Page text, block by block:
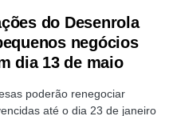
do Desenrola
negócios
dia 13 de maio
poderão renegociar
até o dia 23 de janeiro